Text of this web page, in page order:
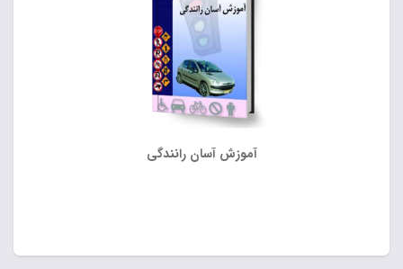
آموزش آسان رانندگی